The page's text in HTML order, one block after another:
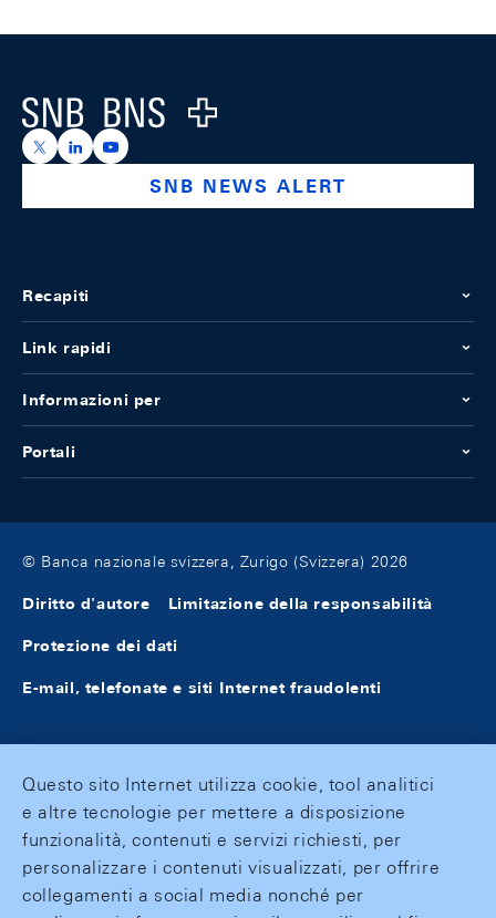
Logo
https://x.com/snb_bns
https://ch.linkedin.com/company/swiss-national-
https://www.youtube.com/@swissnationalbank
SNB NEWS ALERT
Recapiti
Link rapidi
Informazioni per
Portali
© Banca nazionale svizzera, Zurigo (Svizzera) 2026
Diritto d'autore Limitazione della responsabilità
Protezione dei dati
E-mail, telefonate e siti Internet fraudolenti
Questo sito Internet utilizza cookie, tool analitici
e altre tecnologie per mettere a disposizione
funzionalità, contenuti e servizi richiesti, per
personalizzare i contenuti visualizzati, per offrire
collegamenti a social media nonché per